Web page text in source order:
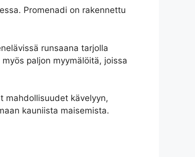
Promenadi on rakennettu
runsaana tarjolla
paljon myymälöitä, joissa
mahdollisuudet kävelyyn,
kauniista maisemista.